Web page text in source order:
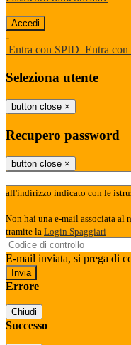
-
Entra con SPID Entra con
Seleziona utente
button close ×
Recupero password
button close ×
all'indirizzo indicato con le
Non hai una e-mail associata al
tramite la Login Spaggiari
E-mail inviata, si prega di
Errore
Chiudi
Successo